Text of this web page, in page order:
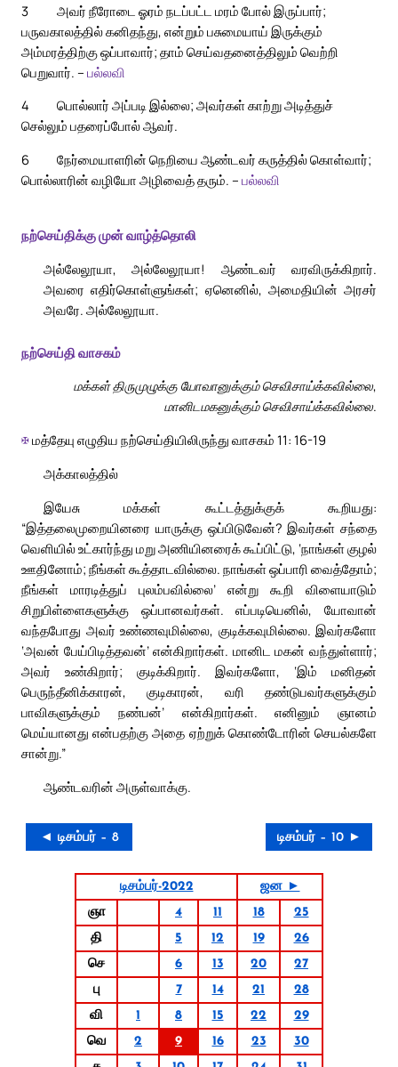
3
அவர் நீரோடை ஓரம் நடப்பட்ட மரம் போல் இருப்பார்;
பருவகாலத்தில் கனிதந்து, என்றும் பசுமையாய் இருக்கும்
அம்மரத்திற்கு ஒப்பாவார்; தாம் செய்வதனைத்திலும் வெற்றி
பெறுவார். – பல்லவி
4
பொல்லார் அப்படி இல்லை; அவர்கள் காற்று அடித்துச்
செல்லும் பதரைப்போல் ஆவர்.
6
நேர்மையாளரின் நெறியை ஆண்டவர் கருத்தில் கொள்வார்;
பொல்லாரின் வழியோ அழிவைத் தரும். – பல்லவி
நற்செய்திக்கு முன் வாழ்த்தொலி
அல்லேலூயா, அல்லேலூயா! ஆண்டவர் வரவிருக்கிறார்.
அவரை எதிர்கொள்ளுங்கள்; ஏனெனில், அமைதியின் அரசர்
அவரே. அல்லேலூயா.
நற்செய்தி வாசகம்
மக்கள் திருமுழுக்கு யோவானுக்கும் செவிசாய்க்கவில்லை,
மானிடமகனுக்கும் செவிசாய்க்கவில்லை.
✠மத்தேயு எழுதிய நற்செய்தியிலிருந்து வாசகம் 11: 16-19
அக்காலத்தில்
இயேசு மக்கள் கூட்டத்துக்குக் கூறியது:
“இத்தலைமுறையினரை யாருக்கு ஒப்பிடுவேன்? இவர்கள் சந்தை
வெளியில் உட்கார்ந்து மறு அணியினரைக் கூப்பிட்டு, ‘நாங்கள் குழல்
ஊதினோம்; நீங்கள் கூத்தாடவில்லை. நாங்கள் ஒப்பாரி வைத்தோம்;
நீங்கள் மாரடித்துப் புலம்பவில்லை’ என்று கூறி விளையாடும்
சிறுபிள்ளைகளுக்கு ஒப்பானவர்கள். எப்படியெனில், யோவான்
வந்தபோது அவர் உண்ணவுமில்லை, குடிக்கவுமில்லை. இவர்களோ
‘அவன் பேய்பிடித்தவன்’ என்கிறார்கள். மானிட மகன் வந்துள்ளார்;
அவர் உண்கிறார்; குடிக்கிறார். இவர்களோ, ‘இம் மனிதன்
பெருந்தீனிக்காரன், குடிகாரன், வரி தண்டுபவர்களுக்கும்
பாவிகளுக்கும் நண்பன்’ என்கிறார்கள். எனினும் ஞானம்
மெய்யானது என்பதற்கு அதை ஏற்றுக் கொண்டோரின் செயல்களே
சான்று.”
ஆண்டவரின் அருள்வாக்கு.
◄ டிசம்பர் – 8 டிசம்பர் – 10 ►
டிசம்பர்-2022
ஜன ►
ஞா
4 11 18
25
தி
5 12 19
26
செ
6 13 20
27
பு
7 14 21
28
வி
1 8 15 22
29
வெ
2 9 16 23
30